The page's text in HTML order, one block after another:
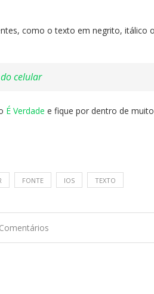
como o texto em negrito, itálico
celular
É Verdade e fique por dentro de
FONTE IOS TEXTO